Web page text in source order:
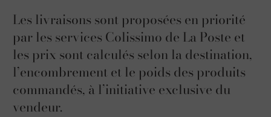
Les livraisons sont proposées en priorité
par les services Colissimo de La Poste et
les prix sont calculés selon la destination,
l’encombrement et le poids des produits
commandés, à l’initiative exclusive du
vendeur.